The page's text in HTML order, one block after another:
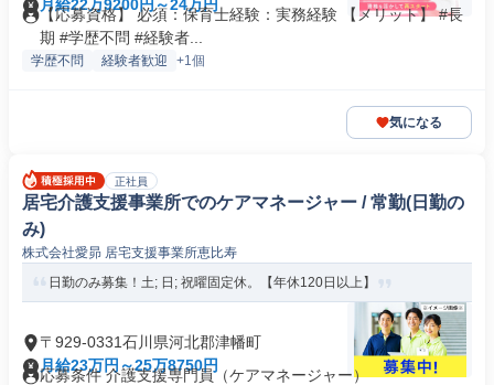
月給22万9200円～24万円
【応募資格】 必須：保育士経験：実務経験 【メリット】 #長
期 #学歴不問 #経験者...
学歴不問 経験者歓迎 +1個
気になる
正社員
居宅介護支援事業所でのケアマネージャー / 常勤(日勤の
み)
株式会社愛昴 居宅支援事業所恵比寿
日勤のみ募集！土; 日; 祝曜固定休。【年休120日以上】
〒929-0331石川県河北郡津幡町
月給23万円～25万8750円
応募条件 介護支援専門員（ケアマネージャー）